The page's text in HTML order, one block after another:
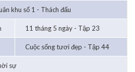
khu số 1 - Thách đấu
11 tháng 5 ngày - Tập 23
Cuộc sống tươi đẹp - Tập 44
sự